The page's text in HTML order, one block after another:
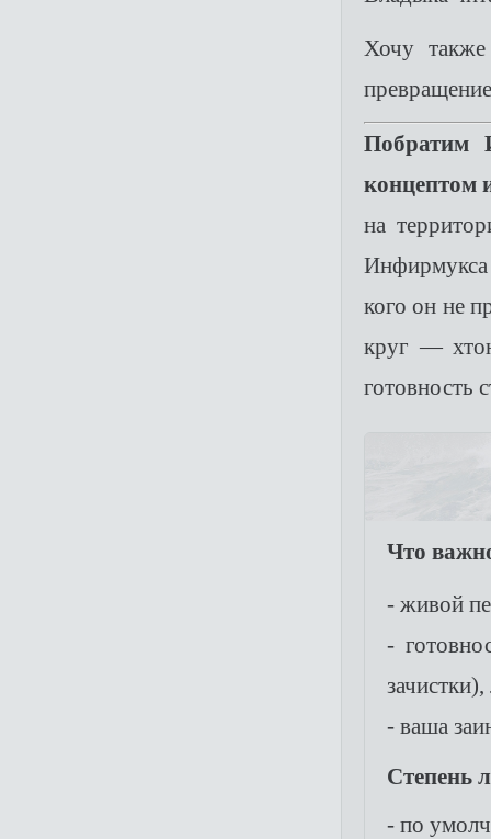
Хочу
Побратим
концептом
на
кого он не
круг —
готовность
Что
- живой
-
- ваша
Степень
- по